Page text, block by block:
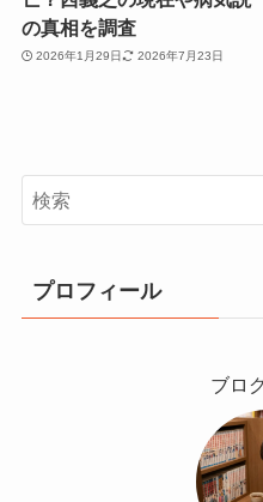
の真相を調査
2026年1月29日 2026年7月23日
プロフィール
ブロ